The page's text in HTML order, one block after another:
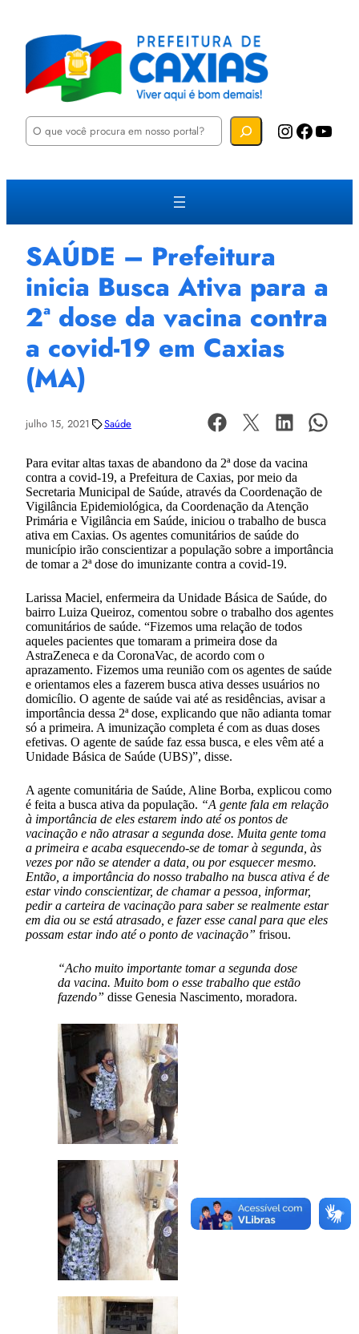
P
u
a
Instagram Facebook YouTube
SAÚDE – Prefeitura
inicia Busca Ativa para a
2ª dose da vacina contra
a covid-19 em Caxias
(MA)
julho 15, 2021 Saúde
Para evitar altas taxas de abandono da 2ª dose da vacina
contra a covid-19, a Prefeitura de Caxias, por meio da
Secretaria Municipal de Saúde, através da Coordenação de
Vigilância Epidemiológica, da Coordenação da Atenção
Primária e Vigilância em Saúde, iniciou o trabalho de busca
ativa em Caxias. Os agentes comunitários de saúde do
município irão conscientizar a população sobre a importância
de tomar a 2ª dose do imunizante contra a covid-19.
Larissa Maciel, enfermeira da Unidade Básica de Saúde, do
bairro Luiza Queiroz, comentou sobre o trabalho dos agentes
comunitários de saúde. “Fizemos uma relação de todos
aqueles pacientes que tomaram a primeira dose da
AstraZeneca e da CoronaVac, de acordo com o
aprazamento. Fizemos uma reunião com os agentes de saúde
e orientamos eles a fazerem busca ativa desses usuários no
domicílio. O agente de saúde vai até as residências, avisar a
importância dessa 2ª dose, explicando que não adianta tomar
só a primeira. A imunização completa é com as duas doses
efetivas. O agente de saúde faz essa busca, e eles vêm até a
Unidade Básica de Saúde (UBS)”, disse.
A agente comunitária de Saúde, Aline Borba, explicou como
é feita a busca ativa da população. “A gente fala em relação
à importância de eles estarem indo até os pontos de
vacinação e não atrasar a segunda dose. Muita gente toma
a primeira e acaba esquecendo-se de tomar à segunda, às
vezes por não se atender a data, ou por esquecer mesmo.
Então, a importância do nosso trabalho na busca ativa é de
estar vindo conscientizar, de chamar a pessoa, informar,
pedir a carteira de vacinação para saber se realmente estar
em dia ou se está atrasado, e fazer esse canal para que eles
possam estar indo até o ponto de vacinação” frisou.
“Acho muito importante tomar a segunda dose
da vacina. Muito bom o esse trabalho que estão
fazendo” disse Genesia Nascimento, moradora.